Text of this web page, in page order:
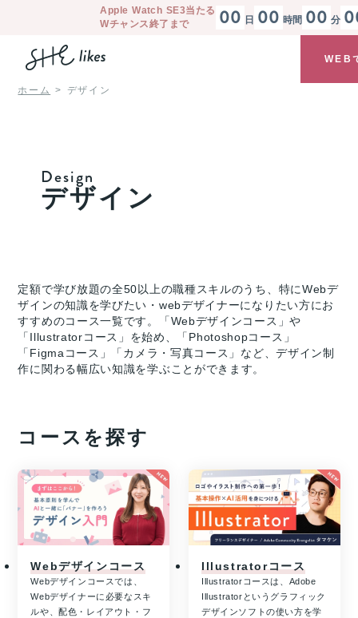
Apple Watch SE3当たる
Wチャンス終了まで
00 日 00 時間 00 分
WEB
ホーム デザイン
Design
デザイン
定額で学び放題の全50以上の職種スキルのうち、特にWebデ
ザインの知識を学びたい・webデザイナーになりたい方にお
すすめのコース一覧です。「Webデザインコース」や
「Illustratorコース」を始め、「Photoshopコース」
「Figmaコース」「カメラ・写真コース」など、デザイン制
作に関わる幅広い知識を学ぶことができます。
コースを探す
Webデザインコース
Webデザインコースでは、
Webデザイナーに必要なスキ
ルや、配色・レイアウト・フ
Illustratorコース
Illustratorコースは、Adobe
Illustratorというグラフィック
デザインソフトの使い方を学